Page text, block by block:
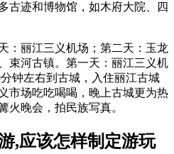
古迹和博物馆，如木府大院、四
：丽江三义机场；第二天：玉龙
束河古镇。第一天：丽江三义机
钟左右到古城，入住丽江古城
市场吃吃喝喝，晚上古城更为热
火晚会，拍民族写真。
,应该怎样制定游玩